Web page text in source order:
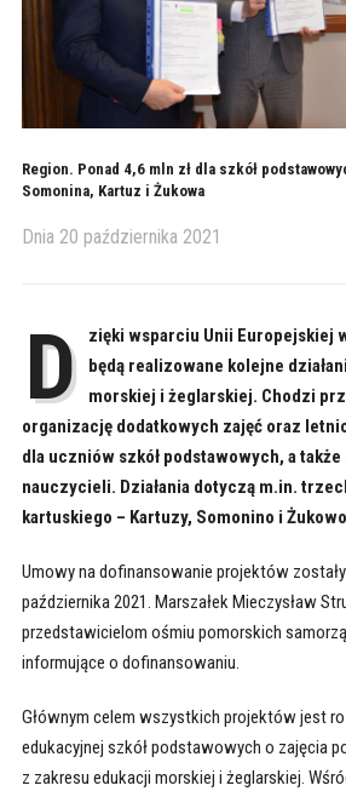
Region. Ponad 4,6 mln zł dla szkół
Somonina, Kartuz i Żukowa
Dnia 20 października 2021
D
zięki wsparciu Unii Europejskiej
będą realizowane kolejne
morskiej i żeglarskiej. Chodzi
organizację dodatkowych zajęć oraz
dla uczniów szkół podstawowych, a
nauczycieli. Działania dotyczą m.in.
kartuskiego – Kartuzy, Somonino i
Umowy na dofinansowanie projektów
października 2021. Marszałek Mieczysław
przedstawicielom ośmiu pomorskich
informujące o dofinansowaniu.
Głównym celem wszystkich projektów jest
edukacyjnej szkół podstawowych o zajęcia
z zakresu edukacji morskiej i żeglarskiej.